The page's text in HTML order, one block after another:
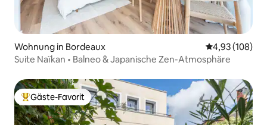
Wohnung in Bordeaux
4,93 (108)
Suite Naïkan • Balneo & Japanische Zen-Atmosphäre
Beliebter Gäste-Favorit.
Gäste-Favorit